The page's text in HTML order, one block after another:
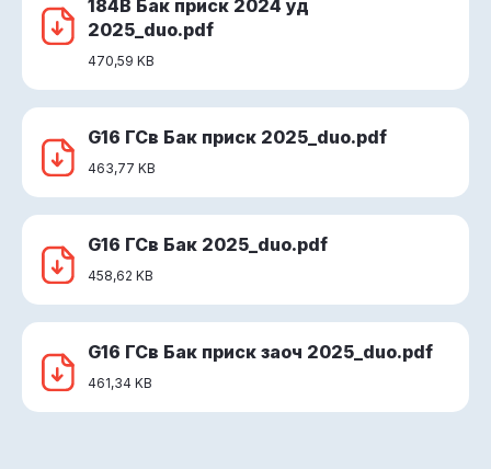
184В Бак приск 2024 уд
2025_duo.pdf
470,59 KB
G16 ГСв Бак приск 2025_duo.pdf
463,77 KB
G16 ГСв Бак 2025_duo.pdf
458,62 KB
G16 ГСв Бак приск заоч 2025_duo.pdf
461,34 KB